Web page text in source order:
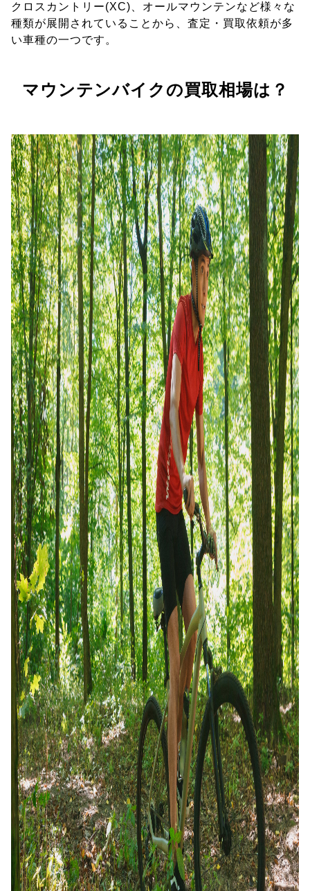
クロスカントリー(XC)、オールマウンテンなど様々な
種類が展開されていることから、査定・買取依頼が多
い車種の一つです。
マウンテンバイクの買取相場は？